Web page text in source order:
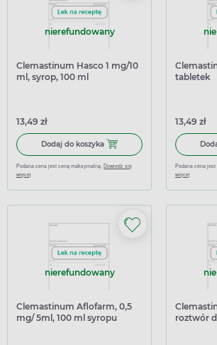
nierefundowany
Clemastinum Hasco 1 mg/10
ml, syrop, 100 ml
13,49 zł
Dodaj do koszyka Dodaj do koszyka
Podana cena jest ceną maksymalną. Dowiedz się
więcej
tabletek
13,49 zł
Podana cena
więcej
nierefundowany
Clemastinum Aflofarm, 0,5
mg/ 5ml, 100 ml syropu
roztwór